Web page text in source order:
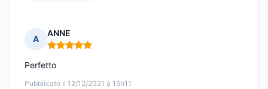
A
ANNE
Nota: 5 su 5
Pubblicato il 12/12/2021 à 15h11
Perfetto